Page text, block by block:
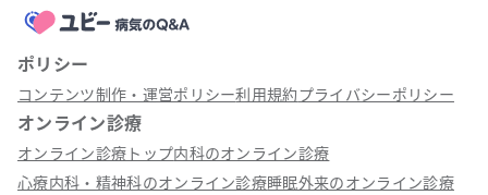
ポリシー
コンテンツ制作・運営ポリシー利用規約プライバシーポリシー
オンライン診療
オンライン診療トップ内科のオンライン診療
心療内科・精神科のオンライン診療睡眠外来のオンライン診療